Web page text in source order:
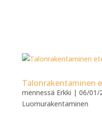
Talonrakentaminen
mennessä Erkki | 06/01/
Luomurakentaminen